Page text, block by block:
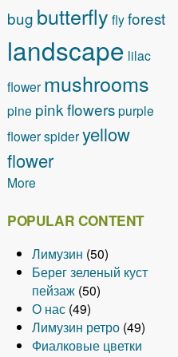
bug butterfly flyforest
landscape lilac
flower mushrooms
pine pink flowerspurple
flowerspideryellow
flower
More
POPULAR CONTENT
Лимузин (50)
Берег зеленый куст
пейзаж (50)
О нас (49)
Лимузин ретро (49)
Фиалковые цветки